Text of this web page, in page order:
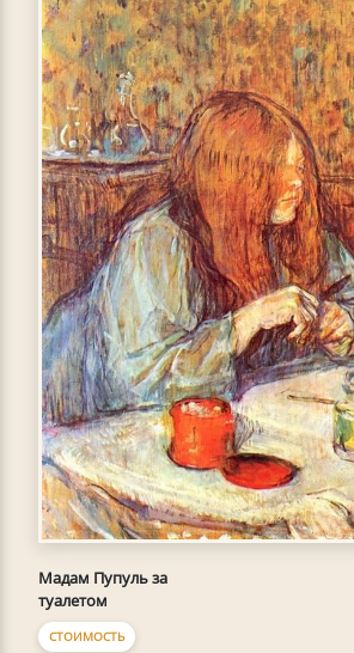
Мадам Пупуль за
туалетом
СТОИМОСТЬ